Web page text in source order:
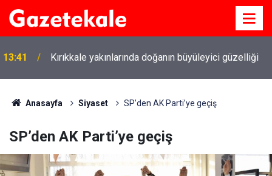
13:41 Kırıkkale yakınlarında doğanın büyüleyici güzelliği
Anasayfa Siyaset SP’den AK Parti’ye geçiş
SP’den AK Parti’ye geçiş